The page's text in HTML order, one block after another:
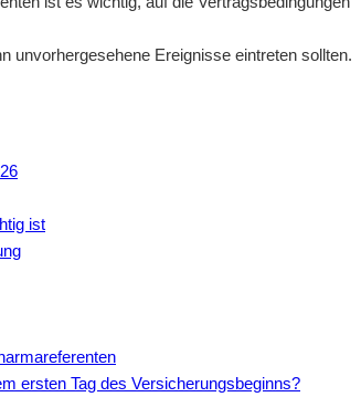
unvorhergesehene Ereignisse eintreten sollten.
ist
ersten Tag des Versicherungsbeginns?